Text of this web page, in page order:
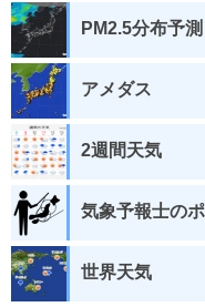
PM2.5分布予測
アメダス
2週間天気
気象予報士の
世界天気